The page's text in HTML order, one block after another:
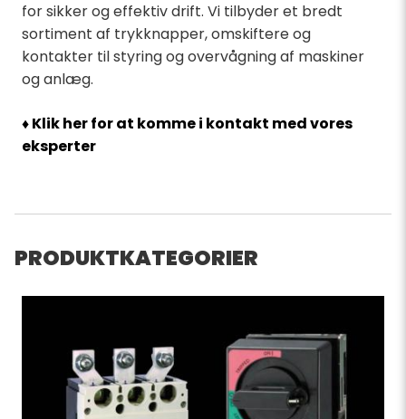
for sikker og effektiv drift. Vi tilbyder et bredt
sortiment af trykknapper, omskiftere og
kontakter til styring og overvågning af maskiner
og anlæg.
♦ Klik her for at komme i kontakt med vores
eksperter
PRODUKTKATEGORIER